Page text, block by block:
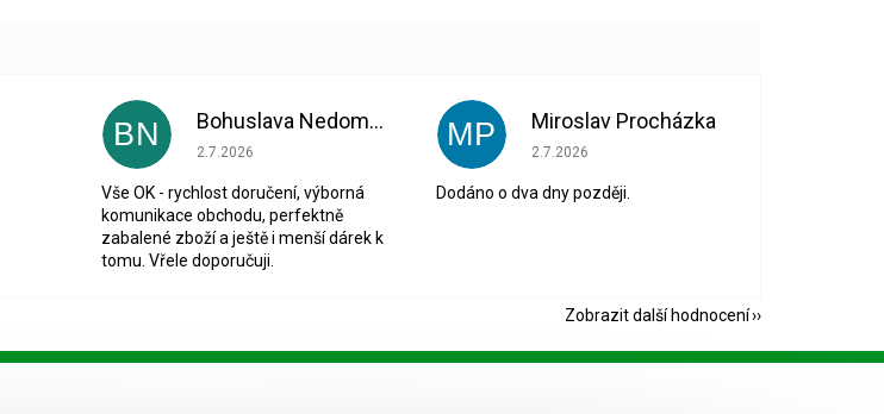
je 5 z 5 hvězdiček.
BN Bohuslava Nedomová
Hodnocení obchodu je 5 z 5 hvězdiček.
2.7.2026
Vše OK - rychlost doručení, výborná
komunikace obchodu, perfektně
zabalené zboží a ještě i menší dárek k
tomu. Vřele doporučuji.
MP Miroslav Procházka
Hodnocení obchodu je 1 z 5 hvězdiček.
2.7.2026
Dodáno o dva dny později.
Zobrazit další hodnocení